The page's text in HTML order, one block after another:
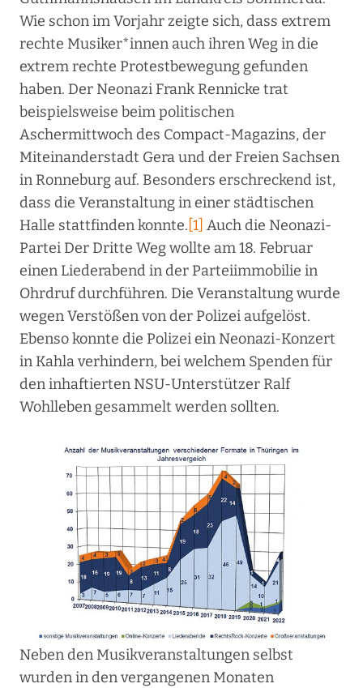
Wie schon im Vorjahr zeigte sich, dass extrem
rechte Musiker*innen auch ihren Weg in die
extrem rechte Protestbewegung gefunden
haben. Der Neonazi Frank Rennicke trat
beispielsweise beim politischen
Aschermittwoch des Compact-Magazins, der
Miteinanderstadt Gera und der Freien Sachsen
in Ronneburg auf. Besonders erschreckend ist,
dass die Veranstaltung in einer städtischen
Halle stattfinden konnte. [1] Auch die Neonazi-
Partei Der Dritte Weg wollte am 18. Februar
einen Liederabend in der Parteiimmobilie in
Ohrdruf durchführen. Die Veranstaltung wurde
wegen Verstößen von der Polizei aufgelöst.
Ebenso konnte die Polizei ein Neonazi-Konzert
in Kahla verhindern, bei welchem Spenden für
den inhaftierten NSU-Unterstützer Ralf
Wohlleben gesammelt werden sollten.
Neben den Musikveranstaltungen selbst
wurden in den vergangenen Monaten